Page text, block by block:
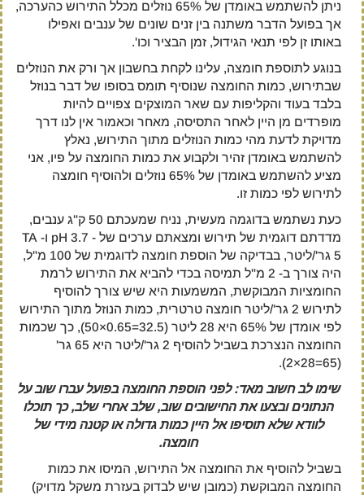
ניתן להשתמש באומדן של 65% נוזלים מכלל התירוש כהערכה,
אך בפועל הדבר משתנה בין זנים שונים של ענבים ואפילו
באותו זן לפי תנאי הגידול, זמן הבציר וכו'.
בנוגע לתוספת חומצה, עלינו לקחת בחשבון אך ורק את הנוזלים
שבתירוש, כמות החומצה שנוסיף תומס בסופו של דבר בנוזל
בלבד בעוד והקליפות עם שאר המוצקים צפויים להיות
מופרדים מן היין לאחר התסיסה, מאחר וכאמור אין לנו דרך
מדויקת לדעת מהי כמות הנוזלים מתוך התירוש, נאלץ
להשתמש באומדן זהיר ולקבוע את כמות החומצה על פיו, אני
מציע להשתמש באומדן של 65% נוזלים ולהוסיף חומצה
לתירוש לפי כמות זו.
כעת נשתמש בדוגמה מעשית, נניח שמעכתם 50 ק"ג ענבים,
מדדתם דוגמית של תירוש ומצאתם ערכים של - pH 3.7 ו- TA
5 גר'/ליטר, בבדיקה של הוספת חומצה לדוגמית של 100 מ"ל,
היה צורך ב- 2 מ"ל תמיסה בכדי להביא את התירוש לרמת
החומציות המבוקשת, המשמעות היא שיש צורך להוסיף
לתירוש 2 גר'/ליטר חומצה טרטרית, כמות הנוזל מתוך התירוש
לפי אומדן של 65% היא 28 ליטר (32.5=0.65×50), כך שכמות
החומצה הנצרכת בשביל להוסיף 2 גר'/ליטר היא 65 גר'
(65=28×2).
שימו לב חשוב מאד: לפני הוספת החומצה בפועל עברו שוב על
הנתונים ובצעו את החישובים שוב, שלב אחרי שלב, כך תוכלו
לוודא שלא תוסיפו אל היין כמות גדולה או קטנה מידי של
חומצה.
בשביל להוסיף את החומצה אל התירוש, המיסו את כמות
החומצה המבוקשת (כמובן שיש לבדוק בעזרת משקל מדויק)